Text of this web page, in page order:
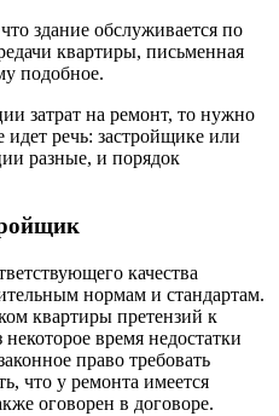
здание обслуживается по
квартиры, письменная
подобное.
затрат на ремонт, то нужно
идет речь: застройщике или
разные, и порядок
качества
нормам и стандартам.
квартиры претензий к
время недостатки
право требовать
что у ремонта имеется
оговорен в договоре.